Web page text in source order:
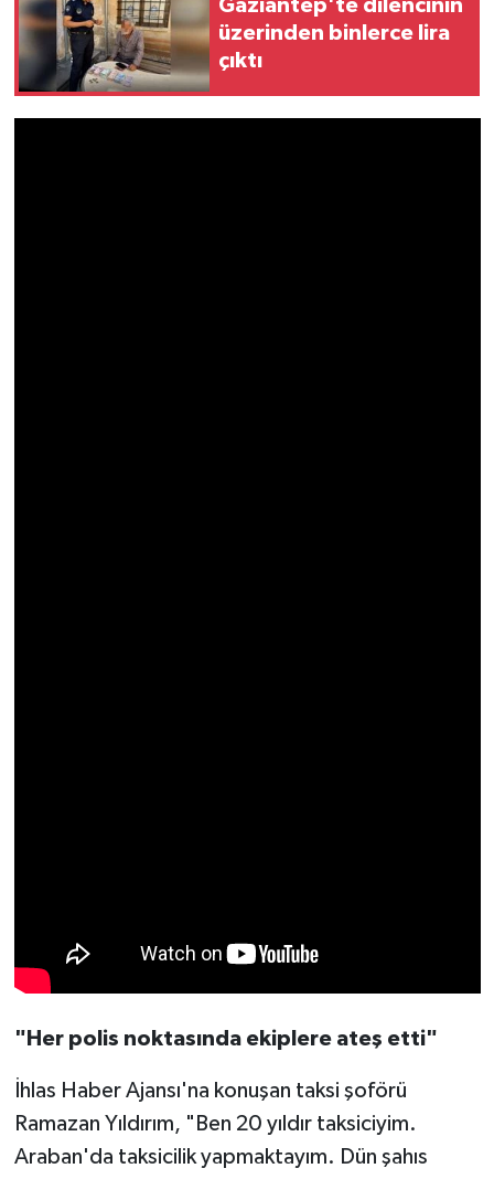
Gaziantep'te dilencinin
üzerinden binlerce lira
çıktı
"Her polis noktasında ekiplere ateş etti"
İhlas Haber Ajansı'na konuşan taksi şoförü
Ramazan Yıldırım, "Ben 20 yıldır taksiciyim.
Araban'da taksicilik yapmaktayım. Dün şahıs